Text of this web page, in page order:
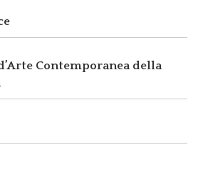
Contemporanea della